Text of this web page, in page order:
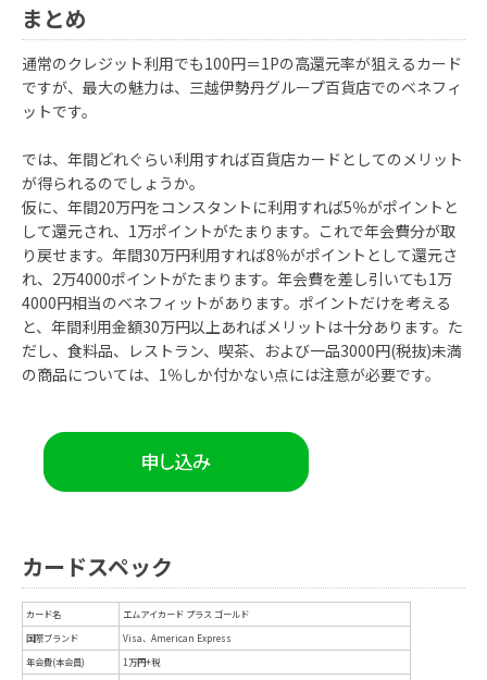
まとめ
通常のクレジット利用でも100円＝1Pの高還元率が狙えるカード
ですが、最大の魅力は、三越伊勢丹グループ百貨店でのベネフィ
ットです。
では、年間どれぐらい利用すれば百貨店カードとしてのメリット
が得られるのでしょうか。
仮に、年間20万円をコンスタントに利用すれば5％がポイントと
して還元され、1万ポイントがたまります。これで年会費分が取
り戻せます。年間30万円利用すれば8％がポイントとして還元さ
れ、2万4000ポイントがたまります。年会費を差し引いても1万
4000円相当のベネフィットがあります。ポイントだけを考える
と、年間利用金額30万円以上あればメリットは十分あります。た
だし、食料品、レストラン、喫茶、および一品3000円(税抜)未満
の商品については、1％しか付かない点には注意が必要です。
カードスペック